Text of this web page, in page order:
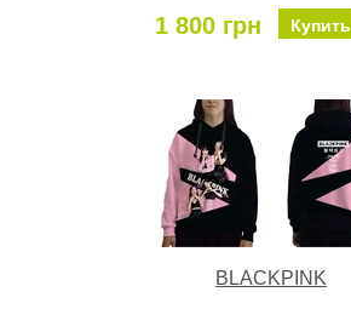
1 800 грн Купить
BLACKPINK